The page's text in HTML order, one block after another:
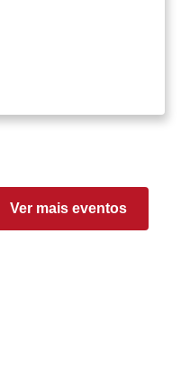
Ver mais eventos